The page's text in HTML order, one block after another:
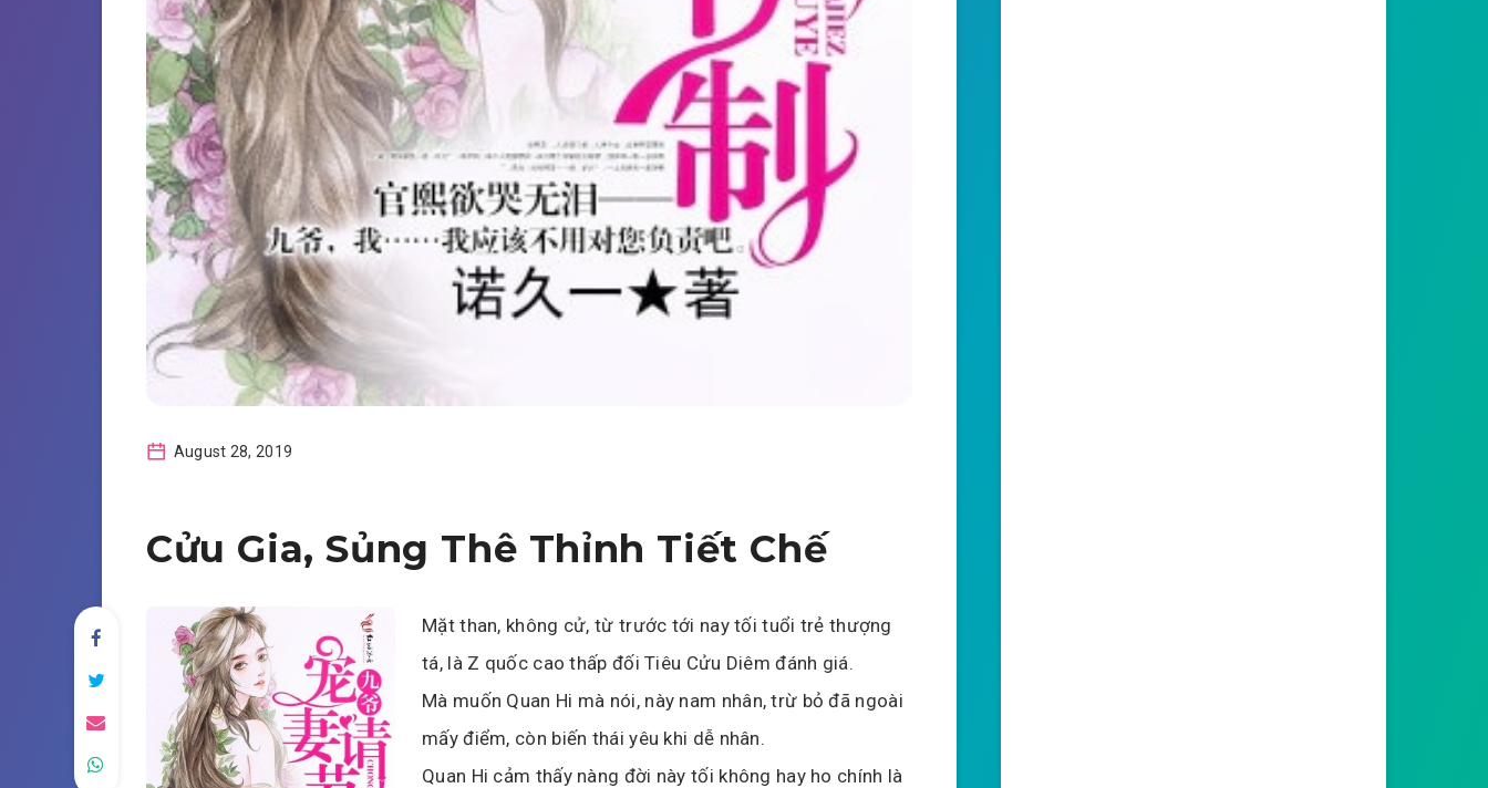
August 28, 2019
Cửu Gia, Sủng Thê Thỉnh Tiết Chế
Mặt than, không cử, từ trước tới nay tối tuổi trẻ thượng
tá, là Z quốc cao thấp đối Tiêu Cửu Diêm đánh giá.
Mà muốn Quan Hi mà nói, này nam nhân, trừ bỏ đã ngoài
mấy điểm, còn biến thái yêu khi dễ nhân.
Quan Hi cảm thấy nàng đời này tối không hay ho chính là